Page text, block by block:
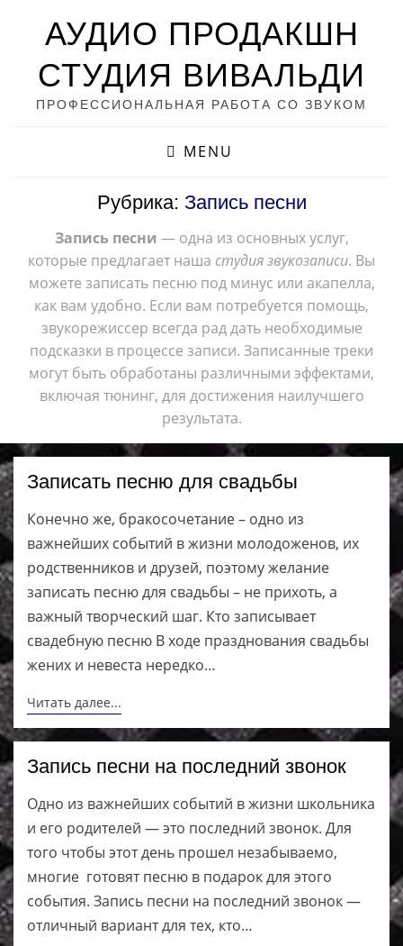
АУДИО ПРОДАКШН
СТУДИЯ ВИВАЛЬДИ
ПРОФЕССИОНАЛЬНАЯ РАБОТА СО ЗВУКОМ
MENU
Рубрика: Запись песни
Запись песни — одна из основных услуг,
которые предлагает наша студия звукозаписи. Вы
можете записать песню под минус или акапелла,
как вам удобно. Если вам потребуется помощь,
звукорежиссер всегда рад дать необходимые
подсказки в процессе записи. Записанные треки
могут быть обработаны различными эффектами,
включая тюнинг, для достижения наилучшего
результата.
Записать песню для свадьбы
Конечно же, бракосочетание – одно из
важнейших событий в жизни молодоженов, их
родственников и друзей, поэтому желание
записать песню для свадьбы – не прихоть, а
важный творческий шаг. Кто записывает
свадебную песню В ходе празднования свадьбы
жених и невеста нередко…
Читать далее...
Запись песни на последний звонок
Одно из важнейших событий в жизни школьника
и его родителей — это последний звонок. Для
того чтобы этот день прошел незабываемо,
многие готовят песню в подарок для этого
события. Запись песни на последний звонок —
отличный вариант для тех, кто…